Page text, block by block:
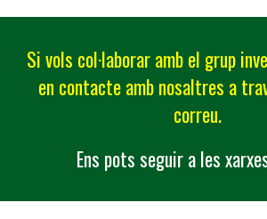
Si vols col·laborar amb el grup
en contacte amb nosaltres a
correu.
Ens pots seguir a les